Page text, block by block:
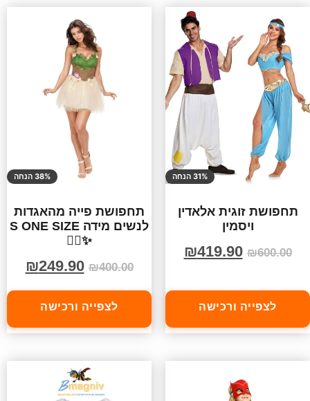
31% הנחה
תחפושת זוגית אלאדין
ויסמין
₪600.00
₪419.90
לצפייה ורכישה
38% הנחה
תחפושת פייה מהאגדות
לנשים מידה S ONE SIZE
✨🧚‍♀️
₪400.00
₪249.90
לצפייה ורכישה